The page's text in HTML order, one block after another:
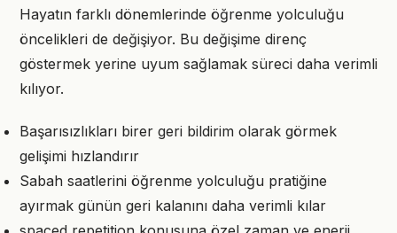
Hayatın farklı dönemlerinde öğrenme yolculuğu
öncelikleri de değişiyor. Bu değişime direnç
göstermek yerine uyum sağlamak süreci daha verimli
kılıyor.
Başarısızlıkları birer geri bildirim olarak görmek
gelişimi hızlandırır
Sabah saatlerini öğrenme yolculuğu pratiğine
ayırmak günün geri kalanını daha verimli kılar